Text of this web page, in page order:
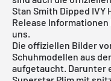
Stan Smith Dipped
Release
uns.
Die offiziellen Bilder
Schuhmodellen aus
aufgetaucht. Darunter